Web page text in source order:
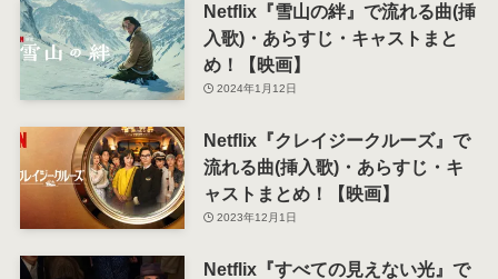
Netflix『雪山の絆』で流れる曲(挿
入歌)・あらすじ・キャストまと
め！【映画】
2024年1月12日
Netflix『クレイジークルーズ』で
流れる曲(挿入歌)・あらすじ・キ
ャストまとめ！【映画】
2023年12月1日
Netflix『すべての見えない光』で